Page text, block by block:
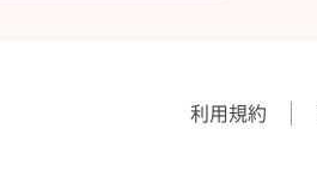
利用規約